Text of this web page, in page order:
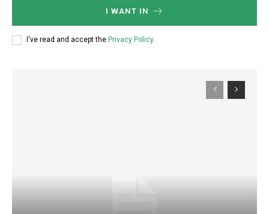
I WANT IN
I've read and accept the Privacy Policy.